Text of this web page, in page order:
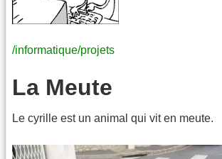
/informatique/projets
La Meute
Le cyrille est un animal qui vit en meute.